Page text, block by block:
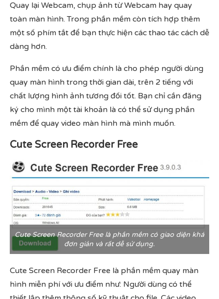
Quay lại Webcam, chụp ảnh từ Webcam hay quay
toàn màn hình. Trong phần mềm còn tích hợp thêm
một số phím tắt để bạn thực hiện các thao tác cách dễ
dàng hơn.
Phần mềm có ưu điểm chính là cho phép người dùng
quay màn hình trong thời gian dài, trên 2 tiếng với
chất lượng hình ảnh tương đối tốt. Bạn chỉ cần đăng
ký cho mình một tài khoản là có thể sử dụng phần
mềm để quay video màn hình mà mình muốn.
Cute Screen Recorder Free
Cute Screen Recorder Free là phần mềm có giao diện khá
đơn giản và rất dễ sử dụng.
Cute Screen Recorder Free là phần mềm quay màn
hình miễn phí với ưu điểm như: Người dùng có thể